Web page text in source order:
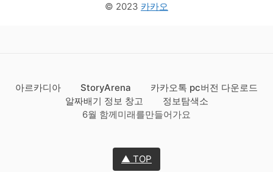
© 2023 카카오
아르카디아 StoryArena
카카오톡 pc버전 다운로드
알짜배기 정보 창고
정보탐색소
6월 함께미래를만들어가요
▲ TOP